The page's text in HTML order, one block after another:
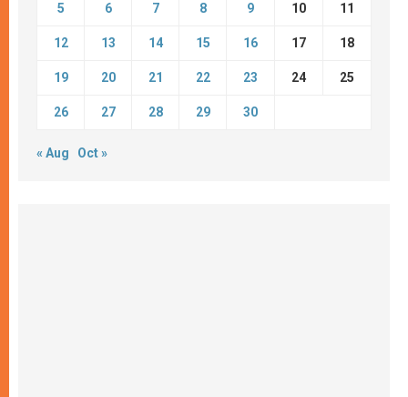
5 6 7 8 9 10 11
12 13 14 15 16 17 18
19 20 21 22 23 24 25
26 27 28 29 30
« Aug Oct »